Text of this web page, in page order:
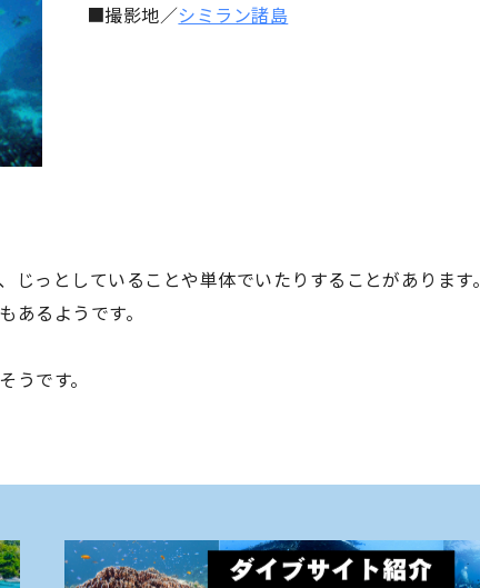
■撮影地／シミラン諸島
っとしていることや単体でいたりすることがあります。
るようです。
です。